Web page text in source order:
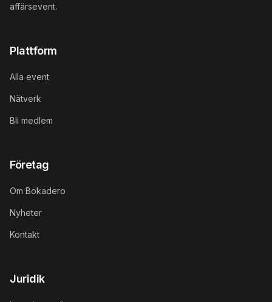
affärsevent.
Plattform
Alla event
Nätverk
Bli medlem
Företag
Om Bokadero
Nyheter
Kontakt
Juridik